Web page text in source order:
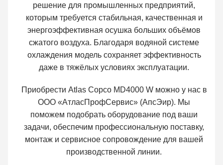
решение для промышленных предприятий,
которым требуется стабильная, качественная и
энергоэффективная осушка больших объёмов
сжатого воздуха. Благодаря водяной системе
охлаждения модель сохраняет эффективность
даже в тяжёлых условиях эксплуатации.
Приобрести Atlas Copco MD4000 W можно у нас в
ООО «АтласПрофСервис» (АпсЭир). Мы
поможем подобрать оборудование под ваши
задачи, обеспечим профессиональную поставку,
монтаж и сервисное сопровождение для вашей
производственной линии.